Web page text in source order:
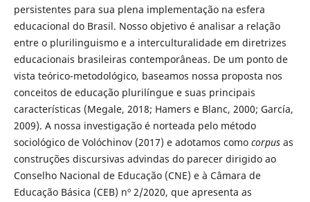
persistentes para sua plena implementação na esfera
educacional do Brasil. Nosso objetivo é analisar a relação
entre o plurilinguismo e a interculturalidade em diretrizes
educacionais brasileiras contemporâneas. De um ponto de
vista teórico-metodológico, baseamos nossa proposta nos
conceitos de educação plurilíngue e suas principais
características (Megale, 2018; Hamers e Blanc, 2000; García,
2009). A nossa investigação é norteada pelo método
sociológico de Volóchinov (2017) e adotamos como corpusas
construções discursivas advindas do parecer dirigido ao
Conselho Nacional de Educação (CNE) e à Câmara de
Educação Básica (CEB) nº 2/2020, que apresenta as